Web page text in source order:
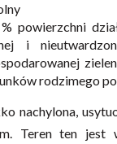
powierzchni
i
rodzimego
nachylona,
Teren ten jest